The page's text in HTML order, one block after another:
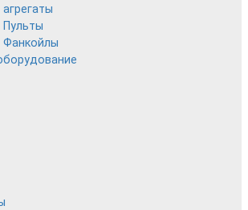
агрегаты
Пульты
Фанкойлы